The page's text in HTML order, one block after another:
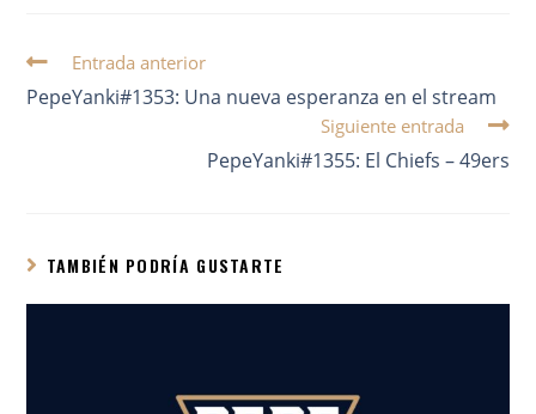
Entrada anterior
PepeYanki#1353: Una nueva esperanza en el stream
Siguiente entrada
PepeYanki#1355: El Chiefs – 49ers
TAMBIÉN PODRÍA GUSTARTE